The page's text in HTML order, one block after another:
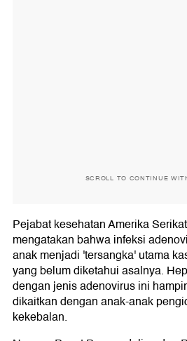
SCROLL TO CONTINUE
Pejabat kesehatan Amerika
mengatakan bahwa infeksi
anak menjadi 'tersangka' utama
yang belum diketahui asalnya.
dengan jenis adenovirus ini
dikaitkan dengan anak-anak
kekebalan.